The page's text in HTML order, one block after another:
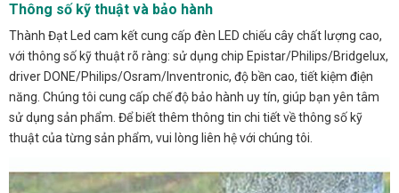
Thông số kỹ thuật và bảo hành
Thành Đạt Led cam kết cung cấp đèn LED chiếu cây chất lượng cao,
với thông số kỹ thuật rõ ràng: sử dụng chip Epistar/Philips/Bridgelux,
driver DONE/Philips/Osram/Inventronic, độ bền cao, tiết kiệm điện
năng. Chúng tôi cung cấp chế độ bảo hành uy tín, giúp bạn yên tâm
sử dụng sản phẩm. Để biết thêm thông tin chi tiết về thông số kỹ
thuật của từng sản phẩm, vui lòng liên hệ với chúng tôi.